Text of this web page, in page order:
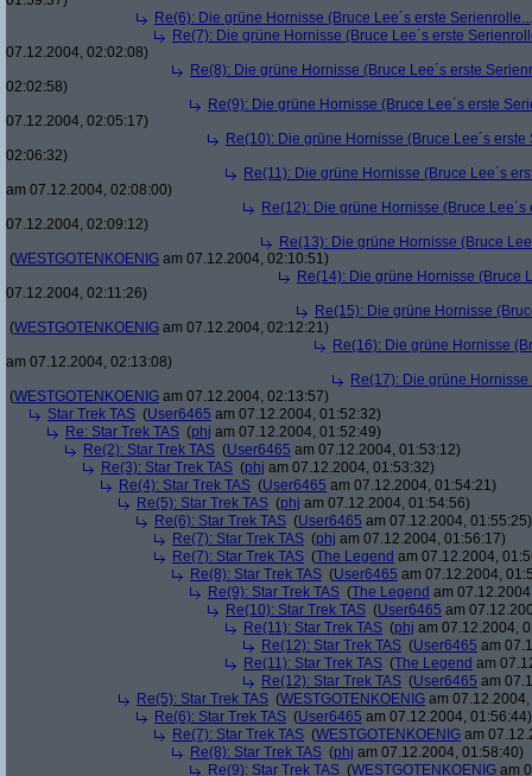
Re(6): Die grüne Hornisse (Bruce Lee´s erste
Re(7): Die grüne Hornisse (Bruce Lee´s erste
07.12.2004, 02:02:08)
Re(8): Die grüne Hornisse (Bruce Lee´s erste
02:02:58)
Re(9): Die grüne Hornisse (Bruce Lee´s erste
07.12.2004, 02:05:17)
Re(10): Die grüne Hornisse (Bruce Lee´s erste
02:06:32)
Re(11): Die grüne Hornisse (Bruce Lee´s
am 07.12.2004, 02:08:00)
Re(12): Die grüne Hornisse (Bruce
07.12.2004, 02:09:12)
Re(13): Die grüne Hornisse (Bruce
(WESTGOTENKOENIG am 07.12.2004, 02:10:51)
Re(14): Die grüne Hornisse (Bruce
07.12.2004, 02:11:26)
Re(15): Die grüne Hornisse
(WESTGOTENKOENIG am 07.12.2004, 02:12:21)
Re(16): Die grüne Hornisse
am 07.12.2004, 02:13:08)
Re(17): Die grüne
(WESTGOTENKOENIG am 07.12.2004, 02:13:57)
Star Trek TAS (User6465 am 07.12.2004, 01:52:32)
Re: Star Trek TAS (phj am 07.12.2004, 01:52:49)
Re(2): Star Trek TAS (User6465 am 07.12.2004, 01:53:12)
Re(3): Star Trek TAS (phj am 07.12.2004, 01:53:32)
Re(4): Star Trek TAS (User6465 am 07.12.2004, 01:54:21)
Re(5): Star Trek TAS (phj am 07.12.2004, 01:54:56)
Re(6): Star Trek TAS (User6465 am 07.12.2004, 01:55:25)
Re(7): Star Trek TAS (phj am 07.12.2004, 01:56:17)
Re(7): Star Trek TAS (The Legend am 07.12.2004,
Re(8): Star Trek TAS (User6465 am 07.12.2004,
Re(9): Star Trek TAS (The Legend am
Re(10): Star Trek TAS (User6465 am
Re(11): Star Trek TAS (phj am 07.12.2004,
Re(12): Star Trek TAS (User6465 am
Re(11): Star Trek TAS (The Legend am
Re(12): Star Trek TAS (User6465 am
Re(5): Star Trek TAS (WESTGOTENKOENIG am
Re(6): Star Trek TAS (User6465 am 07.12.2004, 01:56:44)
Re(7): Star Trek TAS (WESTGOTENKOENIG am
Re(8): Star Trek TAS (phj am 07.12.2004, 01:58:40)
Re(9): Star Trek TAS (WESTGOTENKOENIG am